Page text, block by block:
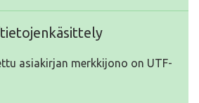
asiakirjan merkkijono on UTF-